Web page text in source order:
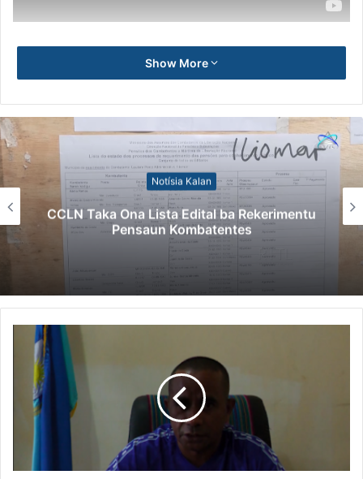
Show More
Notísia Kalan
Kazu Transferénsia Osan Millaun 42 Husi
Singapura, Advogadu Sei Halo Rekursu